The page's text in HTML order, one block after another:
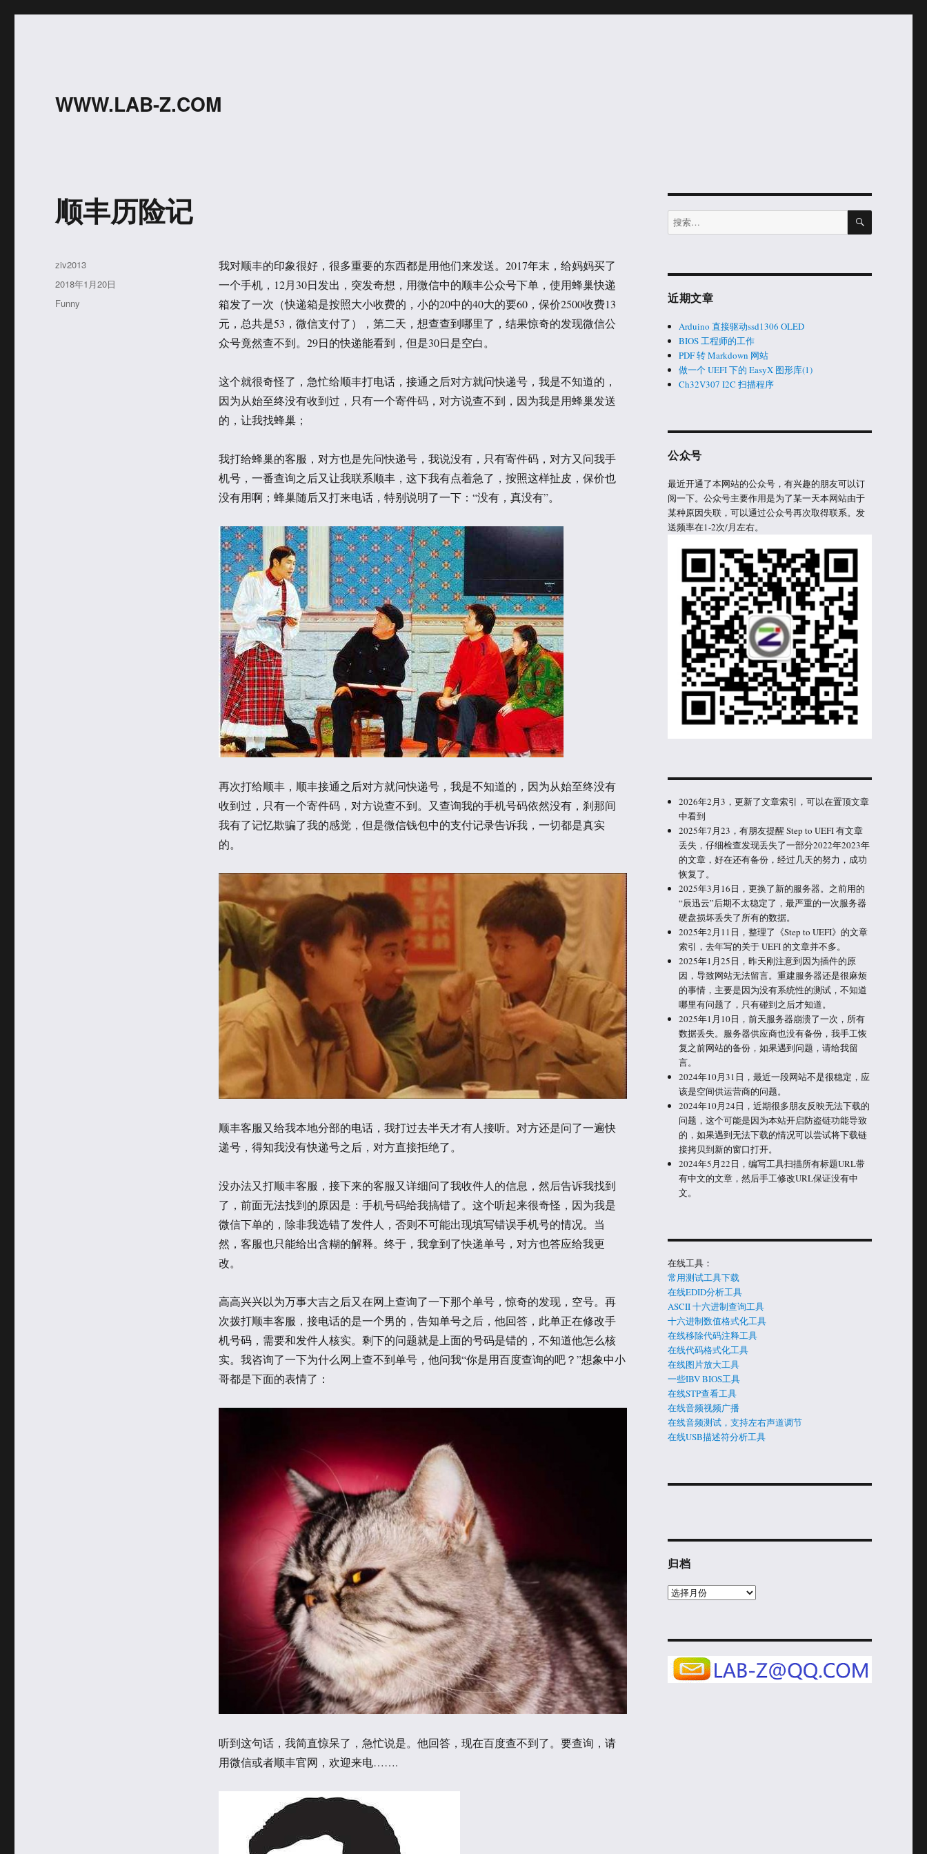
WWW.LAB-Z.COM
顺丰历险记
我对顺丰的印象很好，很多重要的东西都是用他们来发送。2017年末，给妈妈买了
一个手机，12月30日发出，突发奇想，用微信中的顺丰公众号下单，使用蜂巢快递
箱发了一次（快递箱是按照大小收费的，小的20中的40大的要60，保价2500收费13
元，总共是53，微信支付了），第二天，想查查到哪里了，结果惊奇的发现微信公
众号竟然查不到。29日的快递能看到，但是30日是空白。
这个就很奇怪了，急忙给顺丰打电话，接通之后对方就问快递号，我是不知道的，
因为从始至终没有收到过，只有一个寄件码，对方说查不到，因为我是用蜂巢发送
的，让我找蜂巢；
我打给蜂巢的客服，对方也是先问快递号，我说没有，只有寄件码，对方又问我手
机号，一番查询之后又让我联系顺丰，这下我有点着急了，按照这样扯皮，保价也
没有用啊；蜂巢随后又打来电话，特别说明了一下：“没有，真没有”。
再次打给顺丰，顺丰接通之后对方就问快递号，我是不知道的，因为从始至终没有
收到过，只有一个寄件码，对方说查不到。又查询我的手机号码依然没有，刹那间
我有了记忆欺骗了我的感觉，但是微信钱包中的支付记录告诉我，一切都是真实
的。
顺丰客服又给我本地分部的电话，我打过去半天才有人接听。对方还是问了一遍快
递号，得知我没有快递号之后，对方直接拒绝了。
没办法又打顺丰客服，接下来的客服又详细问了我收件人的信息，然后告诉我找到
了，前面无法找到的原因是：手机号码给我搞错了。这个听起来很奇怪，因为我是
微信下单的，除非我选错了发件人，否则不可能出现填写错误手机号的情况。当
然，客服也只能给出含糊的解释。终于，我拿到了快递单号，对方也答应给我更
改。
高高兴兴以为万事大吉之后又在网上查询了一下那个单号，惊奇的发现，空号。再
次拨打顺丰客服，接电话的是一个男的，告知单号之后，他回答，此单正在修改手
机号码，需要和发件人核实。剩下的问题就是上面的号码是错的，不知道他怎么核
实。我咨询了一下为什么网上查不到单号，他问我“你是用百度查询的吧？”想象中小
哥都是下面的表情了：
听到这句话，我简直惊呆了，急忙说是。他回答，现在百度查不到了。要查询，请
用微信或者顺丰官网，欢迎来电…….
作
者
ziv2013
发
布
2018年1月20日
分
Funny
搜
索：
搜
近期文章
Arduino 直接驱动ssd1306 OLED
BIOS 工程师的工作
PDF 转 Markdown 网站
做一个 UEFI 下的 EasyX 图形库(1)
Ch32V307 I2C 扫描程序
公众号
最近开通了本网站的公众号，有兴趣的朋友可以订
阅一下。公众号主要作用是为了某一天本网站由于
某种原因失联，可以通过公众号再次取得联系。发
送频率在1-2次/月左右。
2026年2月3，更新了文章索引，可以在置顶文章
中看到
2025年7月23，有朋友提醒 Step to UEFI 有文章
丢失，仔细检查发现丢失了一部分2022年2023年
的文章，好在还有备份，经过几天的努力，成功
恢复了。
2025年3月16日，更换了新的服务器。之前用的
“辰迅云”后期不太稳定了，最严重的一次服务器
硬盘损坏丢失了所有的数据。
2025年2月11日，整理了《Step to UEFI》的文章
索引，去年写的关于 UEFI 的文章并不多。
2025年1月25日，昨天刚注意到因为插件的原
因，导致网站无法留言。重建服务器还是很麻烦
的事情，主要是因为没有系统性的测试，不知道
哪里有问题了，只有碰到之后才知道。
2025年1月10日，前天服务器崩溃了一次，所有
数据丢失。服务器供应商也没有备份，我手工恢
复之前网站的备份，如果遇到问题，请给我留
言。
2024年10月31日，最近一段网站不是很稳定，应
该是空间供运营商的问题。
2024年10月24日，近期很多朋友反映无法下载的
问题，这个可能是因为本站开启防盗链功能导致
的，如果遇到无法下载的情况可以尝试将下载链
接拷贝到新的窗口打开。
2024年5月22日，编写工具扫描所有标题URL带
有中文的文章，然后手工修改URL保证没有中
文。
在线工具：
常用测试工具下载
在线EDID分析工具
ASCII 十六进制查询工具
十六进制数值格式化工具
在线移除代码注释工具
在线代码格式化工具
在线图片放大工具
一些IBV BIOS工具
在线STP查看工具
在线音频视频广播
在线音频测试，支持左右声道调节
在线USB描述符分析工具
归档
归